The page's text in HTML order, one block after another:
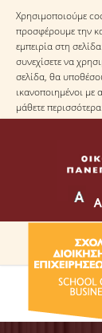
Χρησιμοποιούμε
προσφέρουμε την
εμπειρία στη
συνεχίσετε να
σελίδα, θα
ικανοποιημένοι
μάθετε περισσότερα
ΤΟ